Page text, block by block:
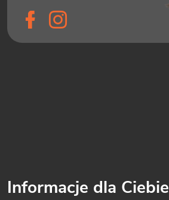
Informacje dla Ciebie